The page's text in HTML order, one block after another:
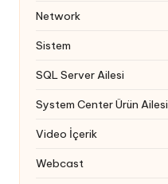
Network
Sistem
SQL Server Ailesi
System Center Ürün Ailesi
Video İçerik
Webcast